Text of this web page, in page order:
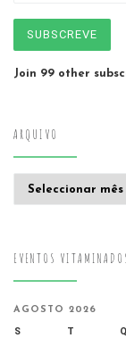
SUBSCREVE
Join 99 other
ARQUIVO
EVENTOS
AGOSTO 2026
S T Q